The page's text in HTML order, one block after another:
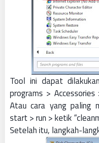
Tool ini dapat
programs >
Atau cara yang paling
start > run > ketik
Setelah itu, langkah-